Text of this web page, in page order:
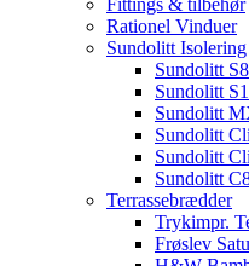
Rationel Vinduer
Sundolitt Isolering
Sundolitt
Sundolitt
Sundolitt
Sundolitt
Sundolitt
Sundolitt
Terrassebrædder
Trykimpr.
Frøslev